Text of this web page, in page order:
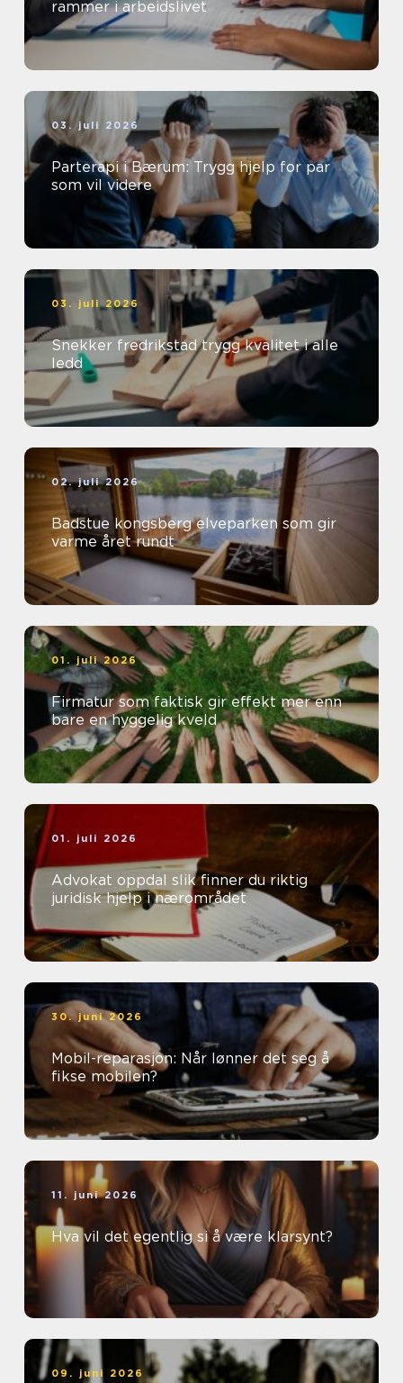
rammer i arbeidslivet
03. juli 2026
Parterapi i Bærum: Trygg hjelp for par
som vil videre
03. juli 2026
Snekker fredrikstad trygg kvalitet i alle
ledd
02. juli 2026
Badstue kongsberg elveparken som gir
varme året rundt
01. juli 2026
Firmatur som faktisk gir effekt mer enn
bare en hyggelig kveld
01. juli 2026
Advokat oppdal slik finner du riktig
juridisk hjelp i nærområdet
30. juni 2026
Mobil-reparasjon: Når lønner det seg å
fikse mobilen?
11. juni 2026
Hva vil det egentlig si å være klarsynt?
09. juni 2026